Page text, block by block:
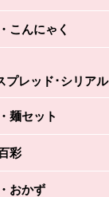
こんにゃく
プレッド･シリアル
麺セット
彩
おかず